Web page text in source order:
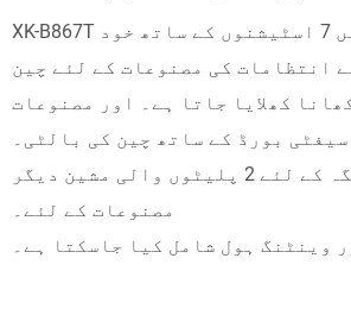
XK-B867T پیکنگ مشین جس میں 7 اسٹیشنوں کے ساتھ خود
انتظامات کی مصنوعات کے لئے چین
کھلایا جاتا ہے۔ اور مصنوعات
بورڈ کے ساتھ چین کی بالٹی۔
کارکنوں کی جگہ کے لئے 2 پلیٹوں والی مشین دیگر
مصنوعات کے لئے۔
وینٹنگ ہول شامل کیا جاسکتا ہے۔